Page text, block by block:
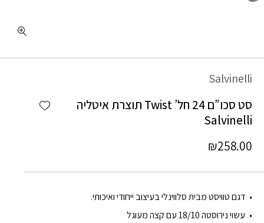
Salvinelli
wishlist
סט סכו”ם 24 חל’ Twist תוצרת איטליה
Salvinelli
₪258.00
דגם טוויסט מבית סלווינלי בעיצוב ייחודי ואיכותי.
עשוי נירוסטה 18/10 עם קצה מעוגל